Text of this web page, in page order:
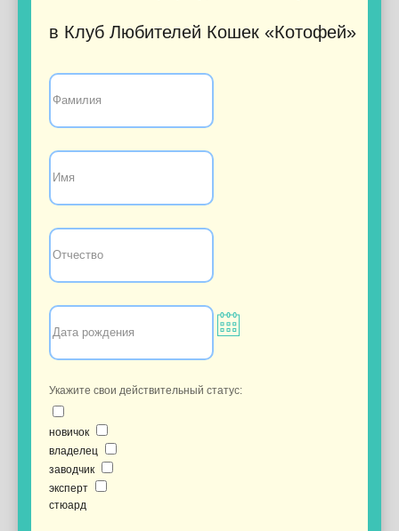
в Клуб Любителей Кошек «Котофей»
Укажите свои действительный статус:
новичок
владелец
заводчик
эксперт
стюард